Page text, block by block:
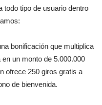
todo tipo de usuario dentro
bonificación que multiplica
un monto de 5.000.000
ofrece 250 giros gratis a
de bienvenida.